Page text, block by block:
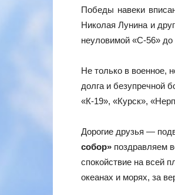
Победы навеки
Николая Лунина и
неуловимой «С-56»
Не только в военное,
долга и безупречной
«К-19», «Курск»,
Дорогие друзья —
собор» поздравляем
спокойствие на всей
океанах и морях, за